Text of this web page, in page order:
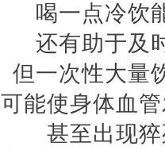
喝一点冷饮
还有助于及
但一次性大量
可能使身体血
甚至出现